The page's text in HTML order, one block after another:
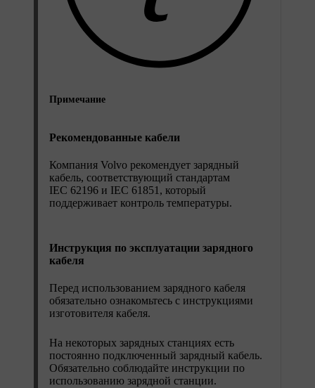
Примечание
Рекомендованные кабели
Компания Volvo рекомендует зарядный
кабель, соответствующий стандартам
IEC 62196 и IEC 61851, который
поддерживает контроль температуры.
Инструкция по эксплуатации зарядного
кабеля
Перед использованием зарядного кабеля
обязательно ознакомьтесь с инструкциями
изготовителя кабеля.
На некоторых зарядных станциях есть
постоянно подключенный зарядный кабель.
Обязательно соблюдайте инструкции по
использованию зарядной станции.